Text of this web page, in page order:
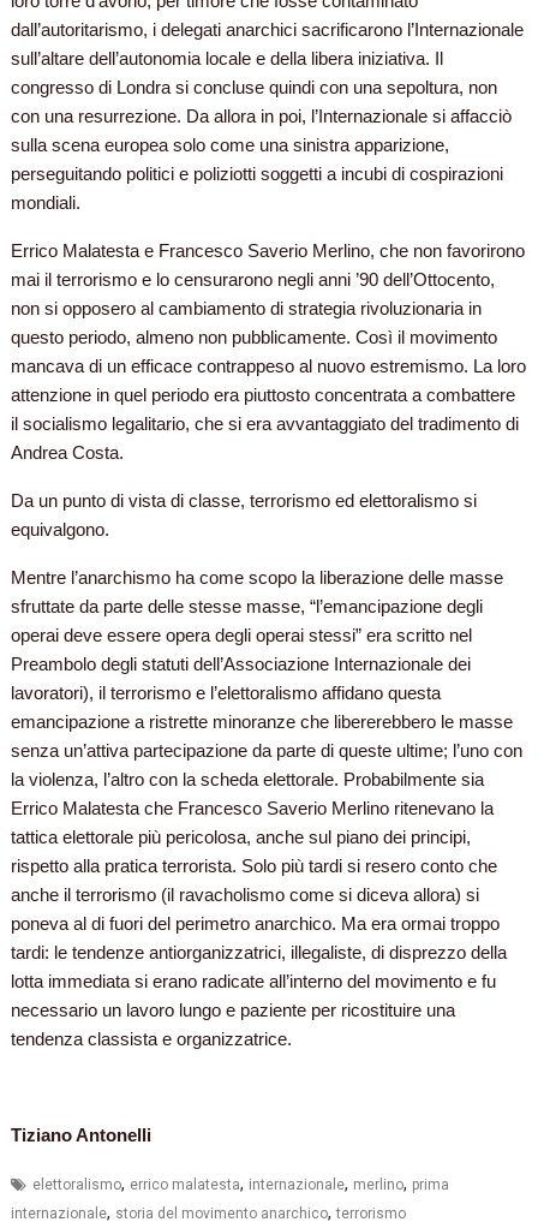
dall’autoritarismo, i delegati anarchici sacrificarono l’Internazionale
sull’altare dell’autonomia locale e della libera iniziativa. Il
congresso di Londra si concluse quindi con una sepoltura, non
con una resurrezione. Da allora in poi, l’Internazionale si affacciò
sulla scena europea solo come una sinistra apparizione,
perseguitando politici e poliziotti soggetti a incubi di cospirazioni
mondiali.
Errico Malatesta e Francesco Saverio Merlino, che non favorirono
mai il terrorismo e lo censurarono negli anni ’90 dell’Ottocento,
non si opposero al cambiamento di strategia rivoluzionaria in
questo periodo, almeno non pubblicamente. Così il movimento
mancava di un efficace contrappeso al nuovo estremismo. La loro
attenzione in quel periodo era piuttosto concentrata a combattere
il socialismo legalitario, che si era avvantaggiato del tradimento di
Andrea Costa.
Da un punto di vista di classe, terrorismo ed elettoralismo si
equivalgono.
Mentre l’anarchismo ha come scopo la liberazione delle masse
sfruttate da parte delle stesse masse, “l’emancipazione degli
operai deve essere opera degli operai stessi” era scritto nel
Preambolo degli statuti dell’Associazione Internazionale dei
lavoratori), il terrorismo e l’elettoralismo affidano questa
emancipazione a ristrette minoranze che libererebbero le masse
senza un’attiva partecipazione da parte di queste ultime; l’uno con
la violenza, l’altro con la scheda elettorale. Probabilmente sia
Errico Malatesta che Francesco Saverio Merlino ritenevano la
tattica elettorale più pericolosa, anche sul piano dei principi,
rispetto alla pratica terrorista. Solo più tardi si resero conto che
anche il terrorismo (il ravacholismo come si diceva allora) si
poneva al di fuori del perimetro anarchico. Ma era ormai troppo
tardi: le tendenze antiorganizzatrici, illegaliste, di disprezzo della
lotta immediata si erano radicate all’interno del movimento e fu
necessario un lavoro lungo e paziente per ricostituire una
tendenza classista e organizzatrice.
Tiziano Antonelli
elettoralismo, errico malatesta, internazionale, merlino, prima
internazionale, storia del movimento anarchico,terrorismo